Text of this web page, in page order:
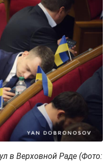
в Верховной Раде (Фото: